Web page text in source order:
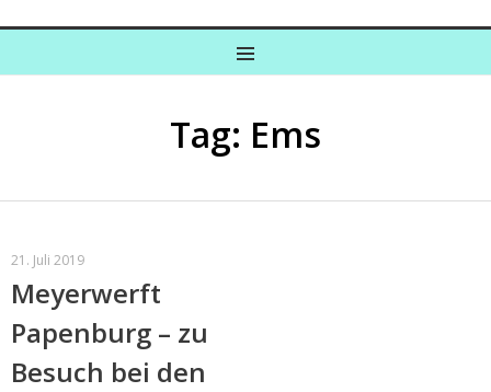
MENU
Tag: Ems
21. Juli 2019
Meyerwerft
Papenburg – zu
Besuch bei den